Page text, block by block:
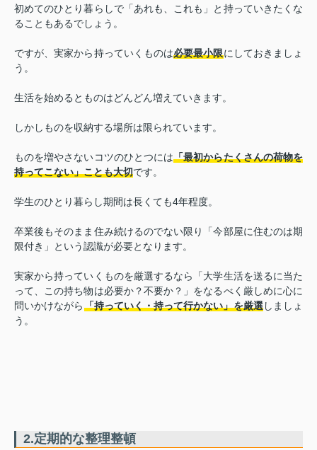
初めてのひとり暮らしで「あれも、これも」と持っていきたくな
ることもあるでしょう。
ですが、実家から持っていくものは必要最小限にしておきましょ
う。
生活を始めるとものはどんどん増えていきます。
しかしものを収納する場所は限られています。
ものを増やさないコツのひとつには「最初からたくさんの荷物を
持ってこない」ことも大切です。
学生のひとり暮らし期間は長くても4年程度。
卒業後もそのまま住み続けるのでない限り「今部屋に住むのは期
限付き」という認識が必要となります。
実家から持っていくものを厳選するなら「大学生活を送るに当た
って、この持ち物は必要か？不要か？」をなるべく厳しめに心に
問いかけながら「持っていく・持って行かない」を厳選しましょ
う。
2.定期的な整理整頓